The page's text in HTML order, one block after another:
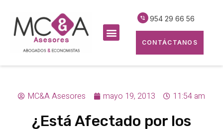
954 29 66 56
CONTÁCTANOS
MC&A Asesores mayo 19, 2013 11:54 am
¿Está Afectado por los